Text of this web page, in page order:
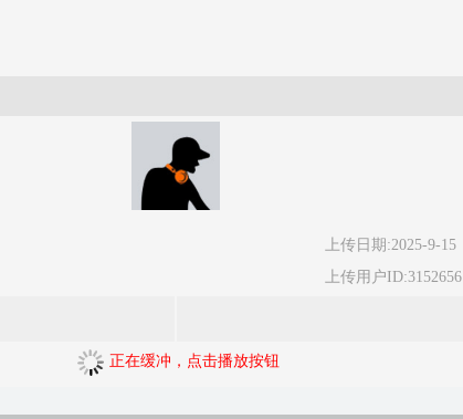
上传日期:2025-9-15
上传用户ID:3152656
正在缓冲，点击播放按钮